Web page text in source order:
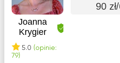
Joanna
Krygier
5.0 (opinie:
79)
90